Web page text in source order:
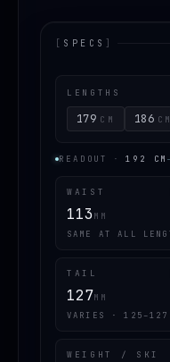
[ SPECS ]
LENGTHS
179 CM 186 CM
READOUT · 192 CM
WAIST
113 MM
TAIL
127MM
VARIES · 125–127
WEIGHT / SKI